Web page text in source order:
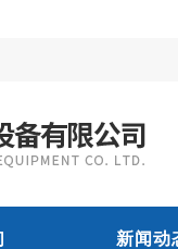
新闻动